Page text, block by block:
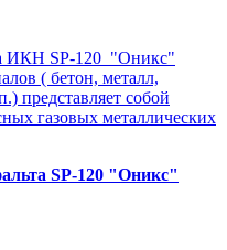
ИКН SP-120 "Оникс"
( бетон, металл,
представляет собой
газовых металлических
SP-120 "Оникс"